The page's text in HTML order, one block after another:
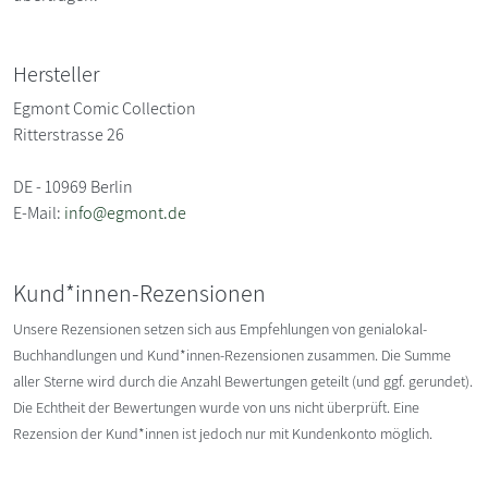
Hersteller
Egmont Comic Collection
Ritterstrasse 26
DE - 10969 Berlin
E-Mail: info@egmont.de
Kund*innen-Rezensionen
Unsere Rezensionen setzen sich aus Empfehlungen von genialokal-
Buchhandlungen und Kund*innen-Rezensionen zusammen. Die Summe
aller Sterne wird durch die Anzahl Bewertungen geteilt (und ggf. gerundet).
Die Echtheit der Bewertungen wurde von uns nicht überprüft. Eine
Rezension der Kund*innen ist jedoch nur mit Kundenkonto möglich.